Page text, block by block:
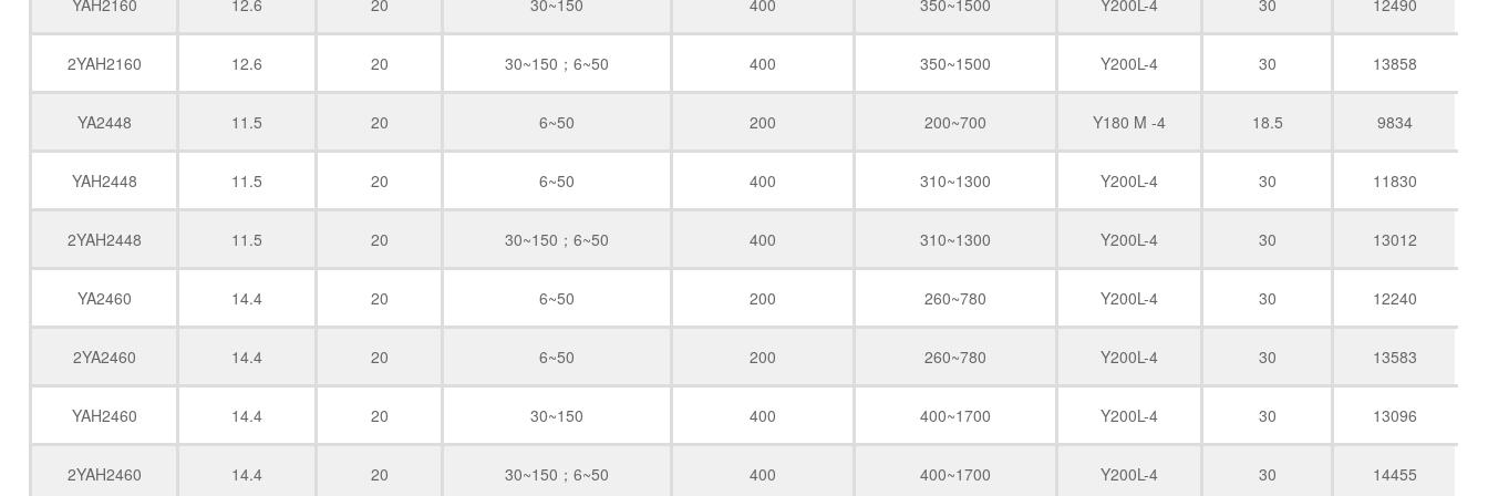
YAH2160 12.6 20 30~150 400 350~1500 Y200L-4 30 12490
2YAH2160 12.6 20 30~150；6~50 400 350~1500 Y200L-4 30 13858
YA2448 11.5 20 6~50 200 200~700 Y180 M -4 18.5 9834
YAH2448 11.5 20 6~50 400 310~1300 Y200L-4 30 11830
2YAH2448 11.5 20 30~150；6~50 400 310~1300 Y200L-4 30 13012
YA2460 14.4 20 6~50 200 260~780 Y200L-4 30 12240
2YA2460 14.4 20 6~50 200 260~780 Y200L-4 30 13583
YAH2460 14.4 20 30~150 400 400~1700 Y200L-4 30 13096
2YAH2460 14.4 20 30~150；6~50 400 400~1700 Y200L-4 30 14455